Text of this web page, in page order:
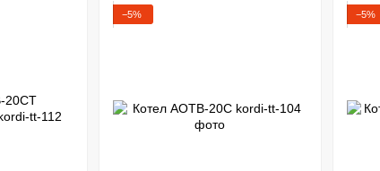
−5% −5%